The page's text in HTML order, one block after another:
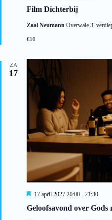
Film Dichterbij
t
e
i
h
Zaal Neumann Overwale 3,
€10
ZA
17
Geloofsavond over Gods
U
t
17 april 2027 20:00 - 21:30